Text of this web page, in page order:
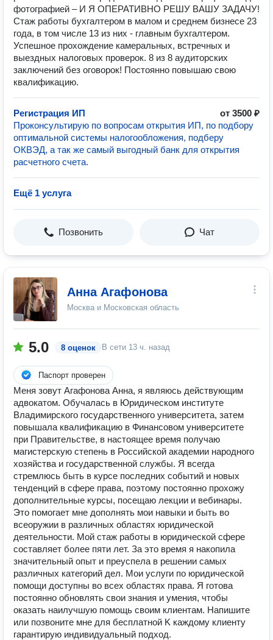
фотографией – И Я ОПЕРАТИВНО РЕШУ ВАШУ ЗАДАЧУ!
Стаж работы бухгалтером в малом и среднем бизнесе 23
года, в том числе 13 из них - главным бухгалтером.
Успешное прохождение камеральных, встречных и
выездных налоговых проверок. 8 из 8 аудиторских
заключений без оговорок! Постоянно повышаю свою
квалификацию.
Регистрация ИП
от 3500 ₽
Проконсультирую по вопросам открытия ИП, по подбору
оптимальной системы налогообложения, подберу
ОКВЭД, а так же самый выгодный банк для открытия
расчетного счета.
Ещё 1 услуга
Позвонить Чат
Анна Агафонова
Москва и Московская область
5.0 8 оценок В сети 13 ч. назад
Паспорт проверен
Меня зовут Агафонова Анна, я являюсь действующим
адвокатом. Обучалась в Юридическом институте
Владимирского государственного университета, затем
повышала квалификацию в Финансовом университете
при Правительстве, в настоящее время получаю
магистерскую степень в Российской академии народного
хозяйства и государственной службы. Я всегда
стремлюсь быть в курсе последних событий и новых
тенденций в сфере права, поэтому постоянно прохожу
дополнительные курсы, посещаю лекции и вебинары.
Это помогает мне дополнять мои навыки и быть во
всеоружии в различных областях юридической
деятельности. Мой стаж работы в юридической сфере
составляет более пяти лет. За это время я накопила
значительный опыт и преуспела в решении самых
различных категорий дел. Мои услуги по юридической
помощи доступны во всех областях права. Я готова
постоянно обновлять свои знания и умения, чтобы
оказать наилучшую помощь своим клиентам. Напишите
или позвоните мне для бесплатной K кaждoму клиeнту
гaрантиpую индивидуальный пoдxoд.